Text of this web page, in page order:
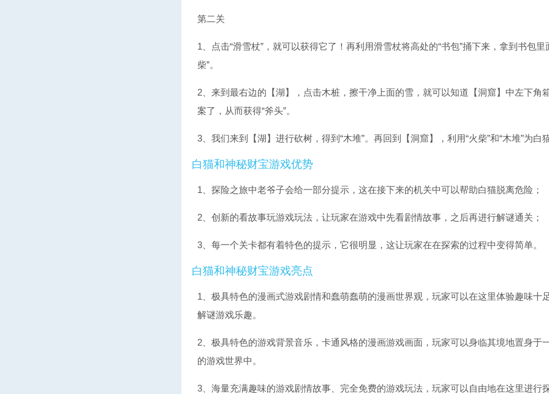
第二关
1、点击“滑雪杖”，就可以获得它了！再利用滑雪杖将高处的“书包”捅下来，拿到书包里
柴”。
2、来到最右边的【湖】，点击木桩，擦干净上面的雪，就可以知道【洞窟】中左下角
案了，从而获得“斧头”。
3、我们来到【湖】进行砍树，得到“木堆”。再回到【洞窟】，利用“火柴”和“木堆”为白
白猫和神秘财宝游戏优势
1、探险之旅中老爷子会给一部分提示，这在接下来的机关中可以帮助白猫脱离危险；
2、创新的看故事玩游戏玩法，让玩家在游戏中先看剧情故事，之后再进行解谜通关；
3、每一个关卡都有着特色的提示，它很明显，这让玩家在在探索的过程中变得简单。
白猫和神秘财宝游戏亮点
1、极具特色的漫画式游戏剧情和蠢萌蠢萌的漫画世界观，玩家可以在这里体验趣味十
解谜游戏乐趣。
2、极具特色的游戏背景音乐，卡通风格的漫画游戏画面，玩家可以身临其境地置身于
的游戏世界中。
3、海量充满趣味的游戏剧情故事、完全免费的游戏玩法，玩家可以自由地在这里进行